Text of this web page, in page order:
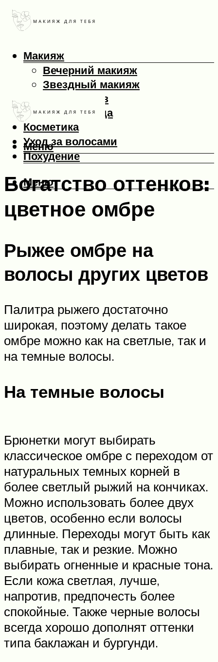
Макияж
Вечерний макияж
Звездный макияж
Макияж глаз
Макияж лица
Косметика
Уход за волосами
Похудение
Меню
Меню
Богатство оттенков:
цветное омбре
Рыжее омбре на
волосы других цветов
Палитра рыжего достаточно
широкая, поэтому делать такое
омбре можно как на светлые, так и
на темные волосы.
На темные волосы
Брюнетки могут выбирать
классическое омбре с переходом от
натуральных темных корней в
более светлый рыжий на кончиках.
Можно использовать более двух
цветов, особенно если волосы
длинные. Переходы могут быть как
плавные, так и резкие. Можно
выбирать огненные и красные тона.
Если кожа светлая, лучше,
напротив, предпочесть более
спокойные. Также черные волосы
всегда хорошо дополнят оттенки
типа баклажан и бургунди.